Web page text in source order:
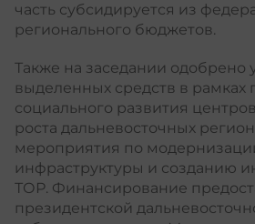
часть субсидируется из
регионального бюджетов.
Также на заседании одобрено
выделенных средств в рамках
социального развития
роста дальневосточных
мероприятия по
инфраструктуры и созданию
ТОР. Финансирование
президентской